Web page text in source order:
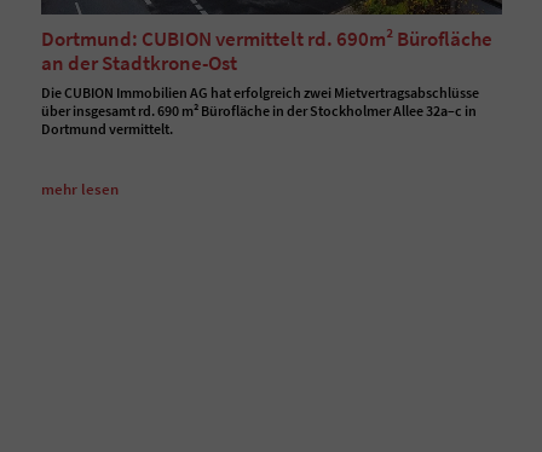
Dortmund: CUBION vermittelt rd. 690m² Bürofläche
an der Stadtkrone-Ost
Die CUBION Immobilien AG hat erfolgreich zwei Mietvertragsabschlüsse
über insgesamt rd. 690 m² Bürofläche in der Stockholmer Allee 32a–c in
Dortmund vermittelt.
mehr lesen